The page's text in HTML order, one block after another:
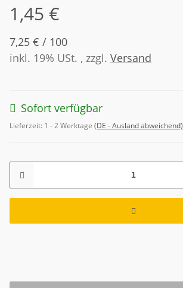
1,45 €
7,25 € / 100
inkl. 19% USt. , zzgl. Versand
Sofort verfügbar
Lieferzeit: 1 - 2 Werktage (DE - Ausland abweichend)